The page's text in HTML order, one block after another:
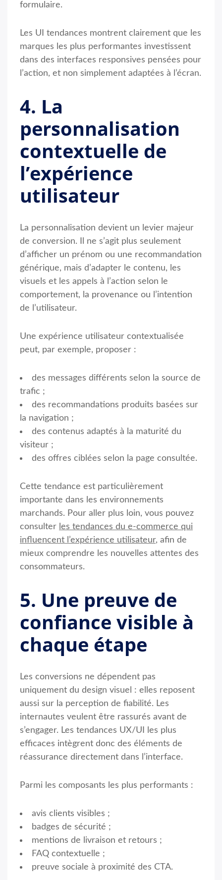
formulaire.
Les UI tendances montrent clairement que les
marques les plus performantes investissent
dans des interfaces responsives pensées pour
l’action, et non simplement adaptées à l’écran.
4. La
personnalisation
contextuelle de
l’expérience
utilisateur
La personnalisation devient un levier majeur
de conversion. Il ne s’agit plus seulement
d’afficher un prénom ou une recommandation
générique, mais d’adapter le contenu, les
visuels et les appels à l’action selon le
comportement, la provenance ou l’intention
de l’utilisateur.
Une expérience utilisateur contextualisée
peut, par exemple, proposer :
des messages différents selon la source de
trafic ;
des recommandations produits basées sur
la navigation ;
des contenus adaptés à la maturité du
visiteur ;
des offres ciblées selon la page consultée.
Cette tendance est particulièrement
importante dans les environnements
marchands. Pour aller plus loin, vous pouvez
consulter les tendances du e-commerce qui
influencent l’expérience utilisateur, afin de
mieux comprendre les nouvelles attentes des
consommateurs.
5. Une preuve de
confiance visible à
chaque étape
Les conversions ne dépendent pas
uniquement du design visuel : elles reposent
aussi sur la perception de fiabilité. Les
internautes veulent être rassurés avant de
s’engager. Les tendances UX/UI les plus
efficaces intègrent donc des éléments de
réassurance directement dans l’interface.
Parmi les composants les plus performants :
avis clients visibles ;
badges de sécurité ;
mentions de livraison et retours ;
FAQ contextuelle ;
preuve sociale à proximité des CTA.